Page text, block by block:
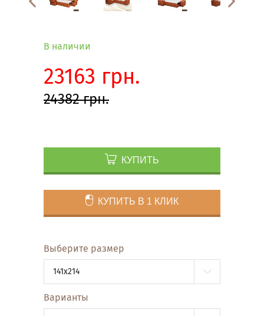
В наличии
23163 грн.
24382 грн.
КУПИТЬ
КУПИТЬ В 1 КЛИК
Выберите размер
141x214
Варианты